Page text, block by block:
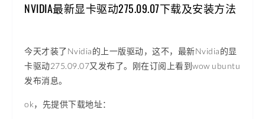
NVIDIA最新显卡驱动275.09.07下载及安装方法
今天才装了Nvidia的上一版驱动，这不，最新Nvidia的显
卡驱动275.09.07又发布了。刚在订阅上看到wow ubuntu
发布消息。
ok，先提供下载地址：